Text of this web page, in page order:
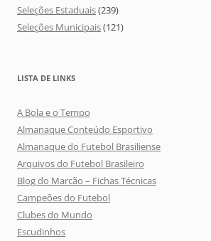
Seleções Estaduais(239)
Seleções Municipais(121)
LISTA DE LINKS
A Bola e o Tempo
Almanaque Conteúdo Esportivo
Almanaque do Futebol Brasiliense
Arquivos do Futebol Brasileiro
Blog do Marcão – Fichas Técnicas
Campeões do Futebol
Clubes do Mundo
Escudinhos